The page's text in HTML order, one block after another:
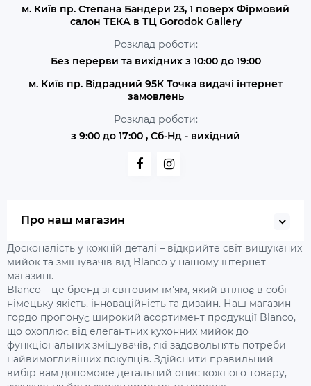
м. Київ пр. Степана Бандери 23, 1 поверх Фірмовий
салон ТЕКА в ТЦ Gorodok Gallery
Розклад роботи:
Без перерви та вихідних з 10:00 до 19:00
м. Київ пр. Відрадний 95К Точка видачі інтернет
замовлень
Розклад роботи:
з 9:00 до 17:00 , Сб-Нд - вихідний
Про наш магазин
Досконалість у кожній деталі – відкрийте світ вишуканих
мийок та змішувачів від Blanco у нашому інтернет
магазині.
Blanco – це бренд зі світовим ім'ям, який втілює в собі
німецьку якість, інноваційність та дизайн. Наш магазин
гордо пропонує широкий асортимент продукції Blanco,
що охоплює від елегантних кухонних мийок до
функціональних змішувачів, які задовольнять потреби
найвимогливіших покупців. Здійснити правильний
вибір вам допоможе детальний опис кожного товару,